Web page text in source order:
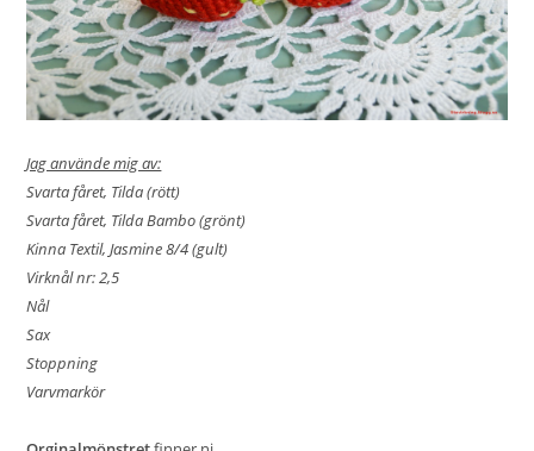
Jag använde mig av:
Svarta fåret, Tilda (rött)
Svarta fåret, Tilda Bambo (grönt)
Kinna Textil, Jasmine 8/4 (gult)
Virknål nr: 2,5
Nål
Sax
Stoppning
Varvmarkör